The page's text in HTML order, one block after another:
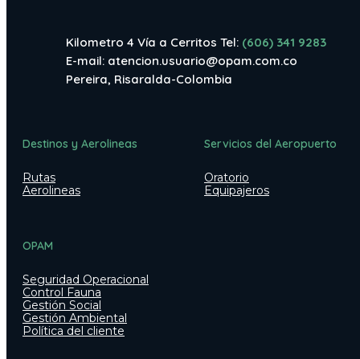
Kilometro 4 Vía a Cerritos Tel: (606) 341 9283
E-mail: atencion.usuario@opam.com.co
Pereira, Risaralda-Colombia
Destinos y Aerolineas
Rutas
Aerolineas
Servicios del Aeropuerto
Oratorio
Equipajeros
OPAM
Seguridad Operacional
Control Fauna
Gestión Social
Gestión Ambiental
Política del cliente